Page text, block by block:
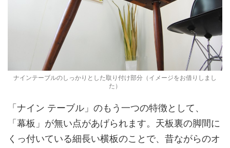
ナインテーブルのしっかりとした取り付け部分（イメージをお借りしまし
た）
「ナイン テーブル」のもう一つの特徴として、
「幕板」が無い点があげられます。天板裏の脚間に
くっ付いている細長い横板のことで、昔ながらのオ